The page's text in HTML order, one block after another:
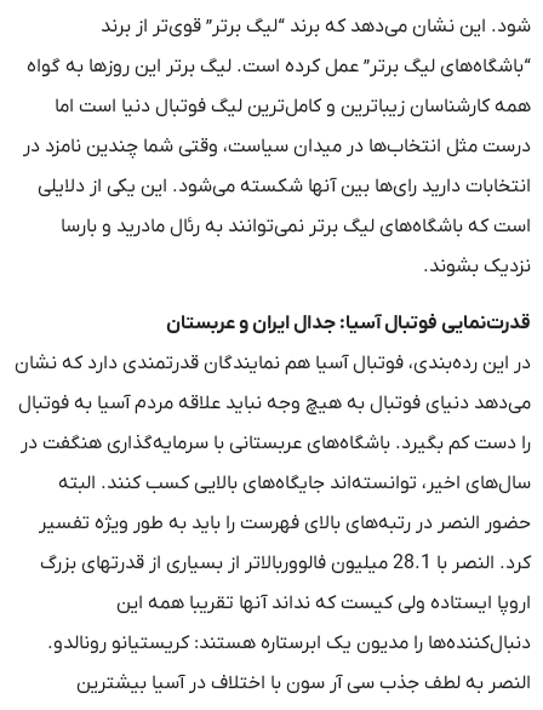
شود. این نشان می‌دهد که برند “لیگ برتر” قوی‌تر از برند
“باشگاه‌های لیگ برتر” عمل کرده است. لیگ برتر این روزها به گواه
همه کارشناسان زیباترین و کامل‌ترین لیگ فوتبال دنیا است اما
درست مثل انتخاب‌ها در میدان سیاست، وقتی شما چندین نامزد در
انتخابات دارید رای‌ها بین آنها شکسته می‌شود. این یکی از دلایلی
است که باشگاه‌های لیگ برتر نمی‌توانند به رئال مادرید و بارسا
نزدیک بشوند.
قدرت‌نمایی فوتبال آسیا: جدال ایران و عربستان
در این رده‌بندی، فوتبال آسیا هم نمایندگان قدرتمندی دارد که نشان
می‌دهد دنیای فوتبال به هیچ وجه نباید علاقه مردم آسیا به فوتبال
را دست کم بگیرد. باشگاه‌های عربستانی با سرمایه‌گذاری هنگفت در
سال‌های اخیر، توانسته‌اند جایگاه‌های بالایی کسب کنند. البته
حضور النصر در رتبه‌های بالای فهرست را باید به طور ویژه تفسیر
کرد. النصر با 28.1 میلیون فالووربالاتر از بسیاری از قدرتهای بزرگ
اروپا ایستاده ولی کیست که نداند آنها تقریبا همه این
دنبال‌کننده‌ها را مدیون یک ابرستاره هستند: کریستیانو رونالدو.
النصر به لطف جذب سی آر سون با اختلاف در آسیا بیشترین